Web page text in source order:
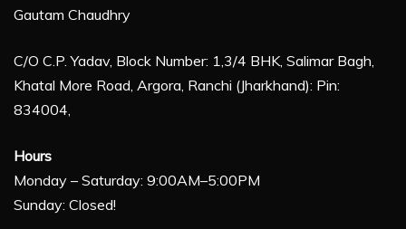
Gautam Chaudhry
C/O C.P. Yadav, Block Number: 1,3/4 BHK, Salimar Bagh,
Khatal More Road, Argora, Ranchi (Jharkhand): Pin:
834004,
Hours
Monday – Saturday: 9:00AM–5:00PM
Sunday: Closed!